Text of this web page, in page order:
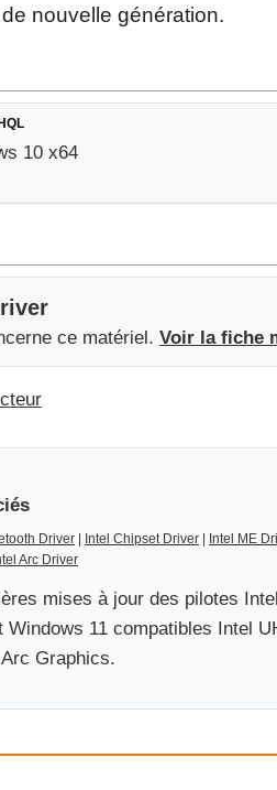
nouvelle génération.
10 x64
ce matériel. Voir la fiche
Driver | Intel Chipset Driver | Intel ME
Arc Driver
mises à jour des pilotes
Windows 11 compatibles Intel
Graphics.